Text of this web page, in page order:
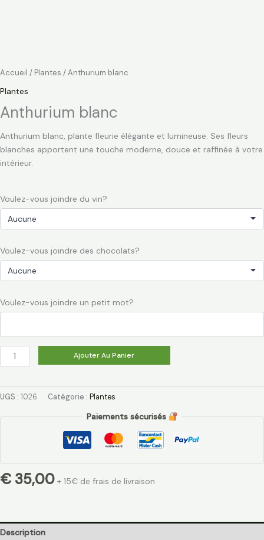
Accueil / Plantes / Anthurium blanc
Plantes
Anthurium blanc
Anthurium blanc, plante fleurie élégante et lumineuse. Ses fleurs
blanches apportent une touche moderne, douce et raffinée à votre
intérieur.
Voulez-vous joindre du vin?
Voulez-vous joindre des chocolats?
Voulez-vous joindre un petit mot?
Ajouter Au Panier
UGS : 1026 Catégorie : Plantes
Paiements sécurisés
€ 35,00 + 15€ de frais de livraison
Description